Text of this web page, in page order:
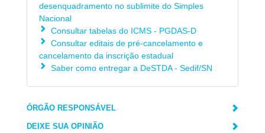
desenquadramento no sublimite do Simples
Nacional
Consultar tabelas do ICMS - PGDAS-D
Consultar editais de pré-cancelamento e
cancelamento da inscrição estadual
Saber como entregar a DeSTDA - Sedif/SN
ÓRGÃO RESPONSÁVEL
DEIXE SUA OPINIÃO